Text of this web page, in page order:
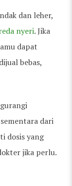
dan leher,
nyeri. Jika
dapat
bebas,
dari
dosis yang
jika perlu.